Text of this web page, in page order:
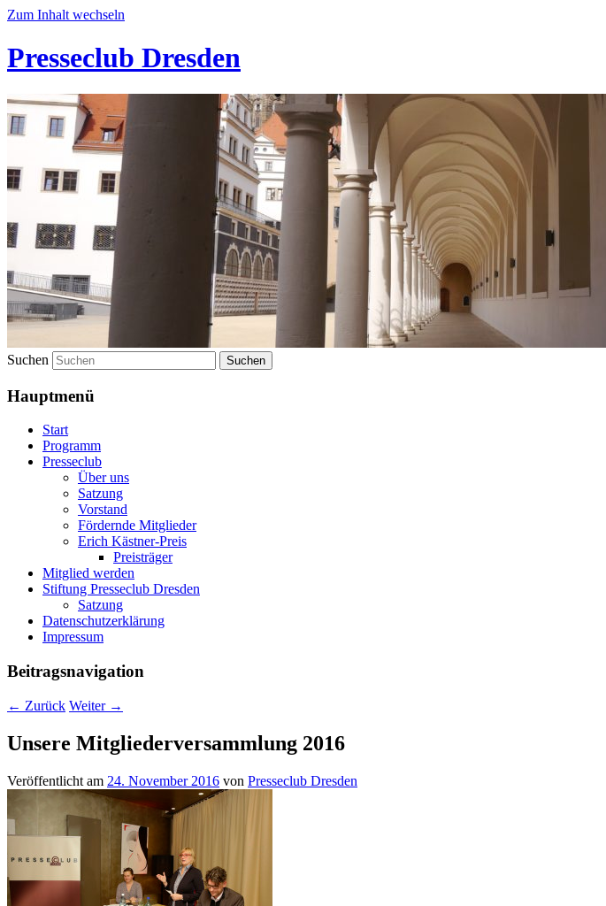
Zum Inhalt wechseln
Presseclub Dresden
Suchen
Hauptmenü
Start
Programm
Presseclub
Über uns
Satzung
Vorstand
Fördernde Mitglieder
Erich Kästner-Preis
Preisträger
Mitglied werden
Stiftung Presseclub Dresden
Satzung
Datenschutzerklärung
Impressum
Beitragsnavigation
← Zurück Weiter →
Unsere Mitgliederversammlung 2016
Veröffentlicht am 24. November 2016 von Presseclub Dresden